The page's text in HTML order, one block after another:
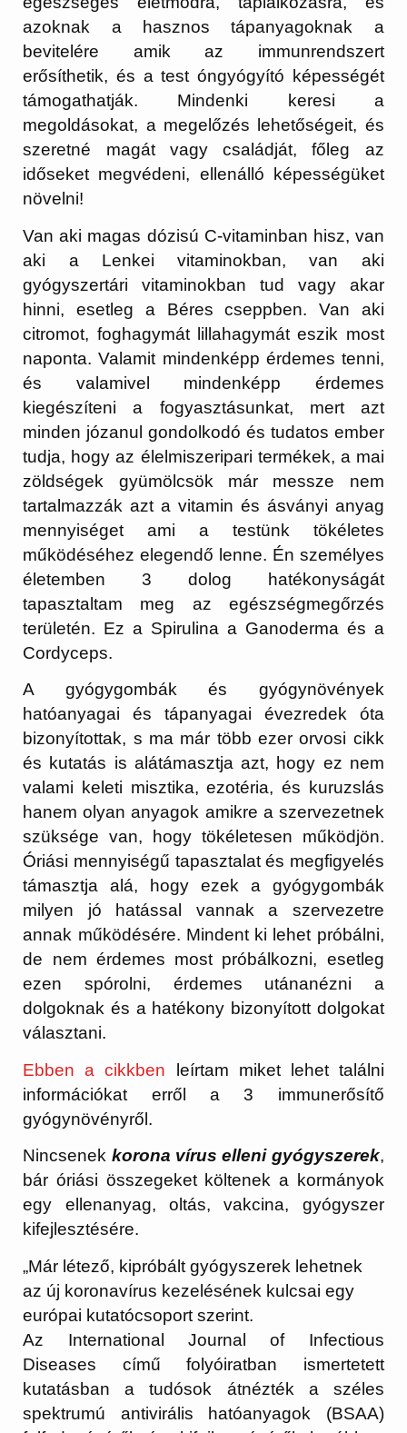
azoknak a hasznos tápanyagoknak a
bevitelére amik az immunrendszert
erősíthetik, és a test óngyógyító képességét
támogathatják. Mindenki keresi a
megoldásokat, a megelőzés lehetőségeit, és
szeretné magát vagy családját, főleg az
időseket megvédeni, ellenálló képességüket
növelni!
Van aki magas dózisú C-vitaminban hisz, van
aki a Lenkei vitaminokban, van aki
gyógyszertári vitaminokban tud vagy akar
hinni, esetleg a Béres cseppben. Van aki
citromot, foghagymát lillahagymát eszik most
naponta. Valamit mindenképp érdemes tenni,
és valamivel mindenképp érdemes
kiegészíteni a fogyasztásunkat, mert azt
minden józanul gondolkodó és tudatos ember
tudja, hogy az élelmiszeripari termékek, a mai
zöldségek gyümölcsök már messze nem
tartalmazzák azt a vitamin és ásványi anyag
mennyiséget ami a testünk tökéletes
működéséhez elegendő lenne. Én személyes
életemben 3 dolog hatékonyságát
tapasztaltam meg az egészségmegőrzés
területén. Ez a Spirulina a Ganoderma és a
Cordyceps.
A gyógygombák és gyógynövények
hatóanyagai és tápanyagai évezredek óta
bizonyítottak, s ma már több ezer orvosi cikk
és kutatás is alátámasztja azt, hogy ez nem
valami keleti misztika, ezotéria, és kuruzslás
hanem olyan anyagok amikre a szervezetnek
szüksége van, hogy tökéletesen működjön.
Óriási mennyiségű tapasztalat és megfigyelés
támasztja alá, hogy ezek a gyógygombák
milyen jó hatással vannak a szervezetre
annak működésére. Mindent ki lehet próbálni,
de nem érdemes most próbálkozni, esetleg
ezen spórolni, érdemes utánanézni a
dolgoknak és a hatékony bizonyított dolgokat
választani.
Ebben a cikkben leírtam miket lehet találni
információkat erről a 3 immunerősítő
gyógynövényről.
Nincsenek korona vírus elleni gyógyszerek,
bár óriási összegeket költenek a kormányok
egy ellenanyag, oltás, vakcina, gyógyszer
kifejlesztésére.
„Már létező, kipróbált gyógyszerek lehetnek
az új koronavírus kezelésének kulcsai egy
európai kutatócsoport szerint.
Az International Journal of Infectious
Diseases című folyóiratban ismertetett
kutatásban a tudósok átnézték a széles
spektrumú antivirális hatóanyagok (BSAA)